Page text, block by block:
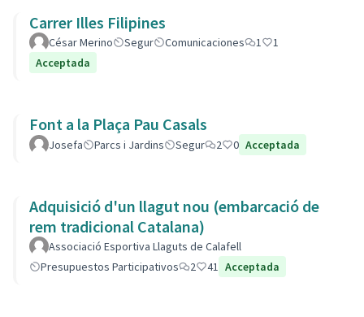
Carrer Illes Filipines
César Merino Segur Comunicaciones 1
1
Acceptada
Font a la Plaça Pau Casals
Josefa Parcs i Jardins Segur 2 0 Acceptada
Adquisició d'un llagut nou (embarcació de
rem tradicional Catalana)
Associació Esportiva Llaguts de Calafell
Presupuestos Participativos
2 41 Acceptada